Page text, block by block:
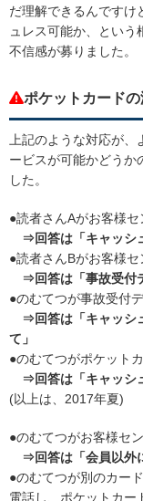
だ理解できるんですけ
ュレス可能か、という
不信感が募りました。
ポケットカード
上記のような対応が、
ービスが可能かどうか
した。
●読者さんAがお客様
⇒回答は「キャッシ
●読者さんBがお客様
⇒回答は「事故受付
●のむてつが事故受付
⇒回答は「キャッシ
て」
●のむてつがポケット
⇒回答は「キャッシ
(以上は、2017年夏)
●のむてつがお客様セ
⇒回答は「会員以外
●のむてつが別のカー
電話し、ポケットカー